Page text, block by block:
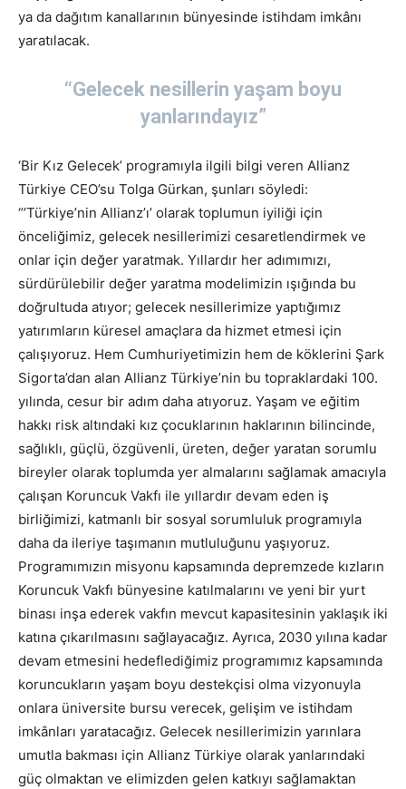
ya da dağıtım kanallarının bünyesinde istihdam imkânı
yaratılacak.
“Gelecek nesillerin yaşam boyu
yanlarındayız”
‘Bir Kız Gelecek’ programıyla ilgili bilgi veren Allianz
Türkiye CEO’su Tolga Gürkan, şunları söyledi:
“’Türkiye’nin Allianz’ı’ olarak toplumun iyiliği için
önceliğimiz, gelecek nesillerimizi cesaretlendirmek ve
onlar için değer yaratmak. Yıllardır her adımımızı,
sürdürülebilir değer yaratma modelimizin ışığında bu
doğrultuda atıyor; gelecek nesillerimize yaptığımız
yatırımların küresel amaçlara da hizmet etmesi için
çalışıyoruz. Hem Cumhuriyetimizin hem de köklerini Şark
Sigorta’dan alan Allianz Türkiye’nin bu topraklardaki 100.
yılında, cesur bir adım daha atıyoruz. Yaşam ve eğitim
hakkı risk altındaki kız çocuklarının haklarının bilincinde,
sağlıklı, güçlü, özgüvenli, üreten, değer yaratan sorumlu
bireyler olarak toplumda yer almalarını sağlamak amacıyla
çalışan Koruncuk Vakfı ile yıllardır devam eden iş
birliğimizi, katmanlı bir sosyal sorumluluk programıyla
daha da ileriye taşımanın mutluluğunu yaşıyoruz.
Programımızın misyonu kapsamında depremzede kızların
Koruncuk Vakfı bünyesine katılmalarını ve yeni bir yurt
binası inşa ederek vakfın mevcut kapasitesinin yaklaşık iki
katına çıkarılmasını sağlayacağız. Ayrıca, 2030 yılına kadar
devam etmesini hedeflediğimiz programımız kapsamında
koruncukların yaşam boyu destekçisi olma vizyonuyla
onlara üniversite bursu verecek, gelişim ve istihdam
imkânları yaratacağız. Gelecek nesillerimizin yarınlara
umutla bakması için Allianz Türkiye olarak yanlarındaki
güç olmaktan ve elimizden gelen katkıyı sağlamaktan